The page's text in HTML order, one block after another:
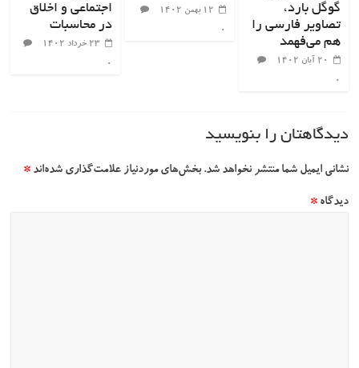
گوگل بارد،
تصاویر فارسی را
هم می‌فهمد
۲۰ آبان ۱۴۰۲
۰
۱۲ بهمن ۱۴۰۲
۰
اجتماعی و اخلاق
در محاسبات
۲۳ خرداد ۱۴۰۲
۰
دیدگاهتان را بنویسید
نشانی ایمیل شما منتشر نخواهد شد. بخش‌های موردنیاز علامت‌گذاری شده‌اند*
دیدگاه*